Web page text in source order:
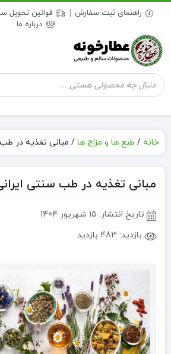
راهنمای ثبت سفارش قوانین تحویل
درباره ما
جستجوی
محصولات
خانه / طبع ها و مزاج ها / مبانی تغذیه در
مبانی تغذیه در طب سنتی
تاریخ انتشار: 15 شهریور 1404
بازدید: 483 بازدید